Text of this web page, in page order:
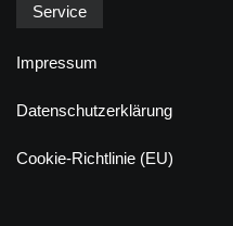
Service
Impressum
Datenschutzerklärung
Cookie-Richtlinie (EU)